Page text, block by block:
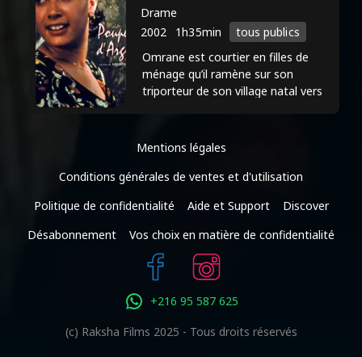
Drame
2002
1h35min
tous publics
Omrane est courtier en filles de
ménage qu’il ramène sur son
triporteur de son village natal vers
Mentions légales
Conditions générales de ventes et d'utilisation
Politique de confidentialité
Aide et Support
Discover
Désabonnement
Vos choix en matière de confidentialité
+216 95 587 625
(c) Raksha Films 2025 - Tous droits réservés